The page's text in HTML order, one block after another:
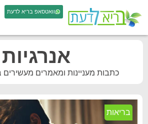
וואטסאפ בריא לדעת
אנרגיות
כתבות מעניינות ומאמרים מעשירים
בריאות